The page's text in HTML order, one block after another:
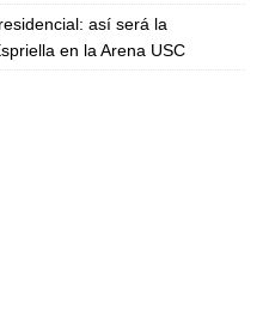
así será la
en la Arena USC